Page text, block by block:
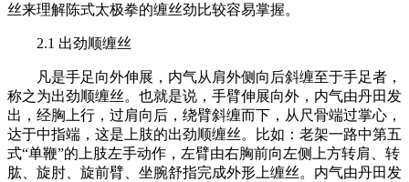
丝来理解陈式太极拳的缠丝劲比较容易掌握。
2.1 出劲顺缠丝
凡是手足向外伸展，内气从肩外侧向后斜缠至于手足者，
称之为出劲顺缠丝。也就是说，手臂伸展向外，内气由丹田发
出，经胸上行，过肩向后，绕臂斜缠而下，从尺骨端过掌心，
达于中指端，这是上肢的出劲顺缠丝。比如：老架一路中第五
式“单鞭”的上肢左手动作，左臂由右胸前向左侧上方转肩、转
肱、旋肘、旋前臂、坐腕舒指完成外形上缠丝。内气由丹田发